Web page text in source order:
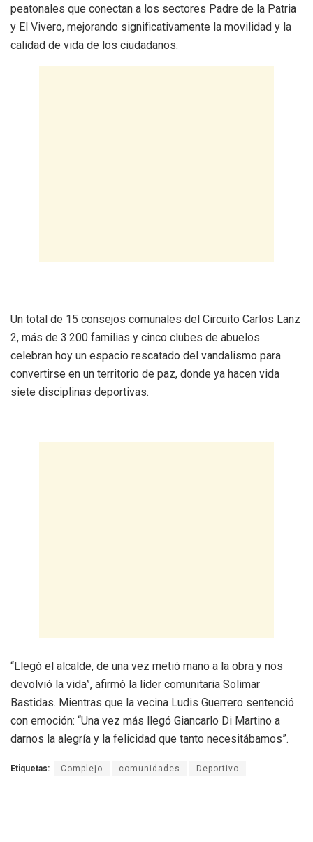
peatonales que conectan a los sectores Padre de la Patria
y El Vivero, mejorando significativamente la movilidad y la
calidad de vida de los ciudadanos.
Un total de 15 consejos comunales del Circuito Carlos Lanz
2, más de 3.200 familias y cinco clubes de abuelos
celebran hoy un espacio rescatado del vandalismo para
convertirse en un territorio de paz, donde ya hacen vida
siete disciplinas deportivas.
“Llegó el alcalde, de una vez metió mano a la obra y nos
devolvió la vida”, afirmó la líder comunitaria Solimar
Bastidas. Mientras que la vecina Ludis Guerrero sentenció
con emoción: “Una vez más llegó Giancarlo Di Martino a
darnos la alegría y la felicidad que tanto necesitábamos”.
Etiquetas: Complejo comunidades Deportivo